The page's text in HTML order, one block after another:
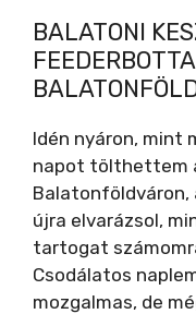
BALATONI
Idén nyáron, mint
napot tölthettem
Balatonföldváron,
újra elvarázsol,
tartogat
Csodálatos
mozgalmas, de